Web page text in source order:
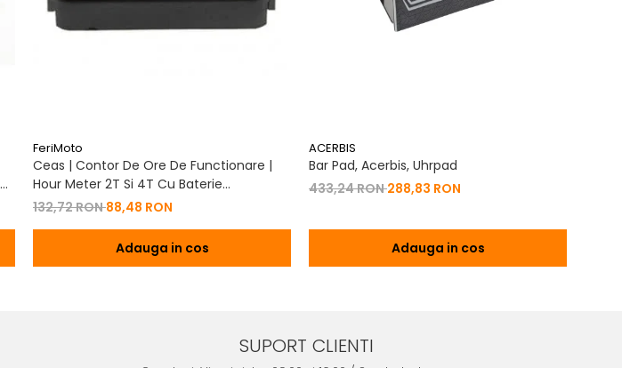
FeriMoto
Ceas | Contor De Ore De Functionare |
Hour Meter 2T Si 4T Cu Baterie
Schimbabila Pt. Motor Pe Benzina 2T | 4T
132,72 RON88,48 RON
Adauga in cos
ACERBIS
Bar Pad, Acerbis, Uhrpad
433,24 RON288,83 RON
Adauga in cos
SUPORT CLIENTI